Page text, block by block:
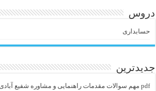
دروس
حسابداری
جدیدترین
pdf مهم سوالات مقدمات راهنمایی و مشاوره شفیع آبادی